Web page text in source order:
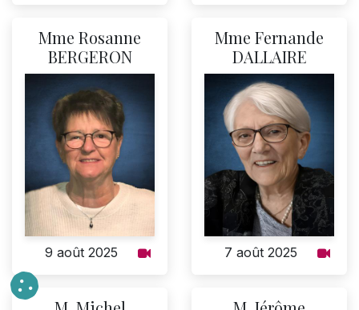
Mme Rosanne
BERGERON
9 août 2025
Mme Fernande
DALLAIRE
7 août 2025